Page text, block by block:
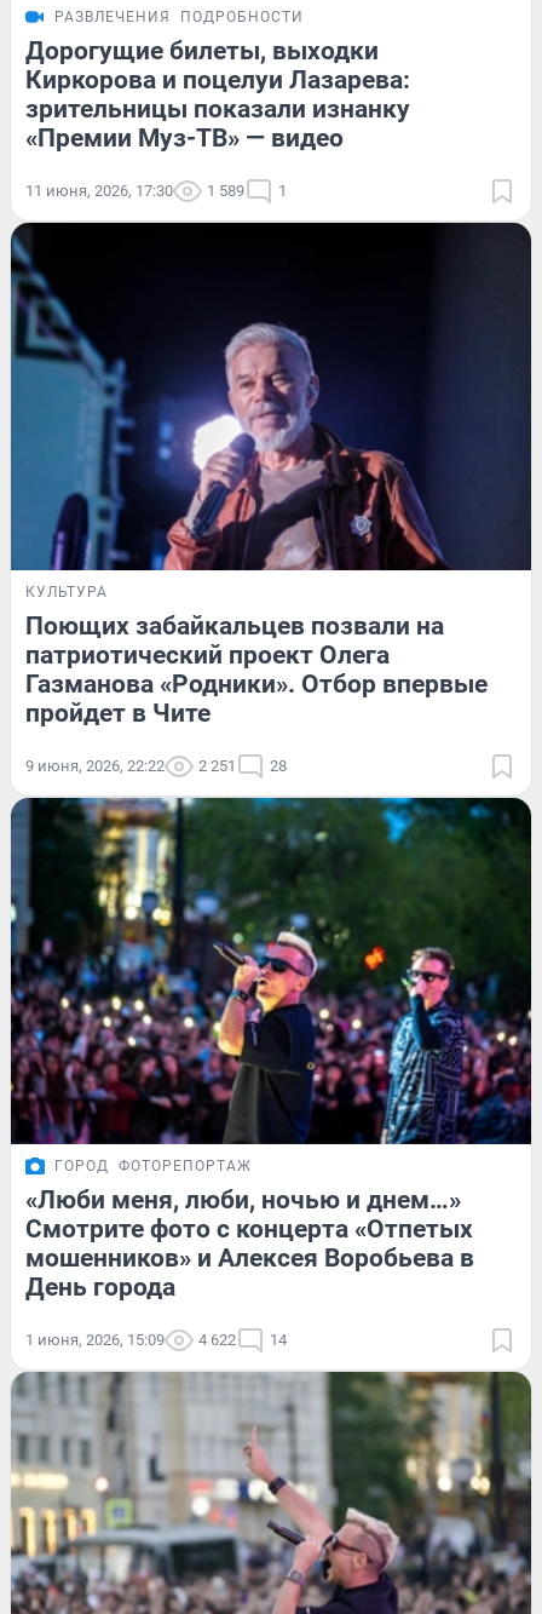
РАЗВЛЕЧЕНИЯ ПОДРОБНОСТИ
Дорогущие билеты, выходки
Киркорова и поцелуи Лазарева:
зрительницы показали изнанку
«Премии Муз-ТВ» — видео
11 июня, 2026, 17:30 1 589 1
КУЛЬТУРА
Поющих забайкальцев позвали на
патриотический проект Олега
Газманова «Родники». Отбор впервые
пройдет в Чите
9 июня, 2026, 22:22 2 251 28
ГОРОД ФОТОРЕПОРТАЖ
«Люби меня, люби, ночью и днем…»
Смотрите фото с концерта «Отпетых
мошенников» и Алексея Воробьева в
День города
1 июня, 2026, 15:09 4 622 14